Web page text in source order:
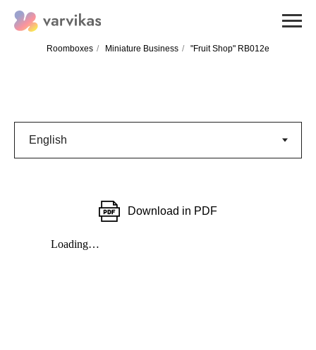
Roomboxes / Miniature Business / "Fruit Shop" RB012e
Download in PDF